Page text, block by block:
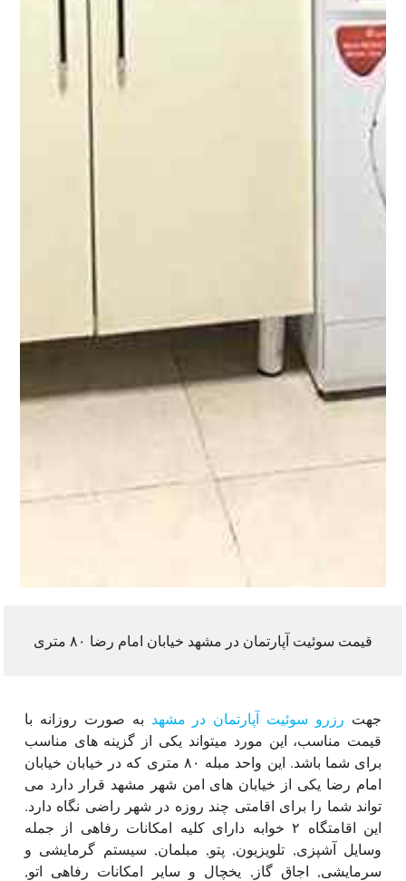
قیمت سوئیت آپارتمان در مشهد خیابان امام رضا ۸۰ متری
جهت رزرو سوئیت آپارتمان در مشهد به صورت روزانه با
قیمت مناسب، این مورد میتواند یکی از گزینه های مناسب
برای شما باشد. این واحد مبله ۸۰ متری که در خیابان خیابان
امام رضا یکی از خیابان های امن شهر مشهد قرار دارد می
تواند شما را برای اقامتی چند روزه در شهر راضی نگاه دارد.
این اقامتگاه ۲ خوابه دارای کلیه امکانات رفاهی از جمله
وسایل آشپزی, تلویزیون, پتو, مبلمان, سیستم گرمایشی و
سرمایشی, اجاق گاز, یخچال و سایر امکانات رفاهی اتو,